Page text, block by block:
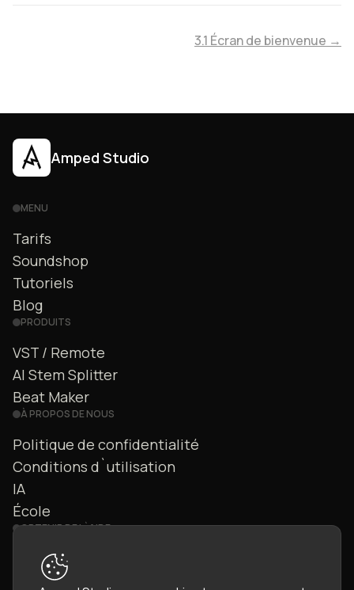
3.1 Écran de bienvenue →
Amped Studio
MENU
Tarifs
Soundshop
Tutoriels
Blog
PRODUITS
VST / Remote
AI Stem Splitter
Beat Maker
À PROPOS DE NOUS
Politique de confidentialité
Conditions d`utilisation
IA
École
OBTENIR DE L`AIDE
Nous contacter